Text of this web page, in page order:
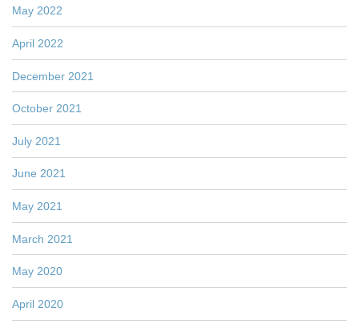
May 2022
April 2022
December 2021
October 2021
July 2021
June 2021
May 2021
March 2021
May 2020
April 2020